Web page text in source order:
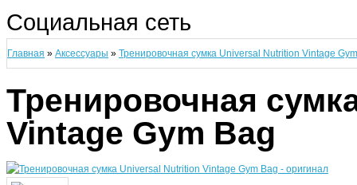
Социальная сеть
Главная » Аксессуары » Тренировочная сумка Universal Nutrition Vintage
Тренировочная
Vintage Gym Bag